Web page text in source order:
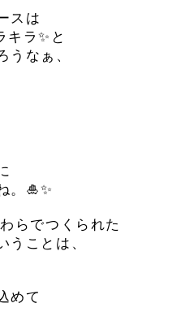
スは
キラ✨と
うなぁ、
。🎍✨
らでつくられた
うことは、
めて